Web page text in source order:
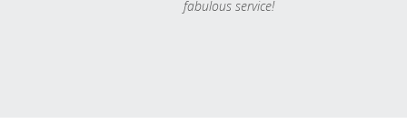
fabulous service!